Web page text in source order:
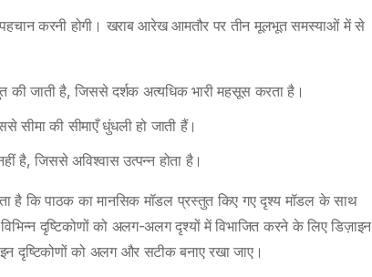
करनी होगी। खराब आरेख आमतौर पर तीन मूलभूत समस्याओं में से
की जाती है, जिससे दर्शक अत्यधिक भारी महसूस करता है।
सीमा की सीमाएँ धुंधली हो जाती हैं।
है, जिससे अविश्वास उत्पन्न होता है।
है कि पाठक का मानसिक मॉडल प्रस्तुत किए गए दृश्य मॉडल के साथ
दृष्टिकोणों को अलग-अलग दृश्यों में विभाजित करने के लिए डिज़ाइन
दृष्टिकोणों को अलग और सटीक बनाए रखा जाए।